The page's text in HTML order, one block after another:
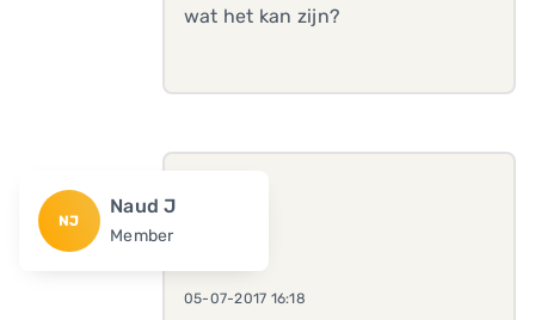
wat het kan zijn?
NJ
Naud J
Member
05-07-2017 16:18